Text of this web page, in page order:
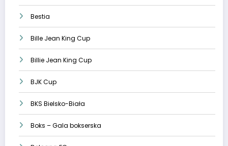
Bestia
Bille Jean King Cup
Billie Jean King Cup
BJK Cup
BKS Bielsko-Biała
Boks – Gala bokserska